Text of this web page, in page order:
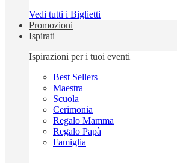
Vedi tutti i Biglietti
Promozioni
Ispirati
Ispirazioni per i tuoi eventi
Best Sellers
Maestra
Scuola
Cerimonia
Regalo Mamma
Regalo Papà
Famiglia